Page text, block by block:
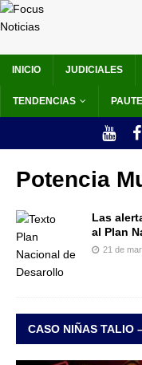
INICIO JUDICIALES
TENDENCIAS
Potencia
Las
al Plan
21 de
CASO NIÑAS TALIO